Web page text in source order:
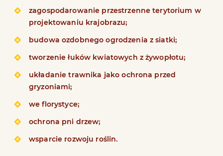
zagospodarowanie przestrzenne terytorium w
projektowaniu krajobrazu;
budowa ozdobnego ogrodzenia z siatki;
tworzenie łuków kwiatowych z żywopłotu;
układanie trawnika jako ochrona przed
gryzoniami;
we florystyce;
ochrona pni drzew;
wsparcie rozwoju roślin.